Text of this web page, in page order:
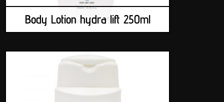
Body Lotion hydra lift 250ml